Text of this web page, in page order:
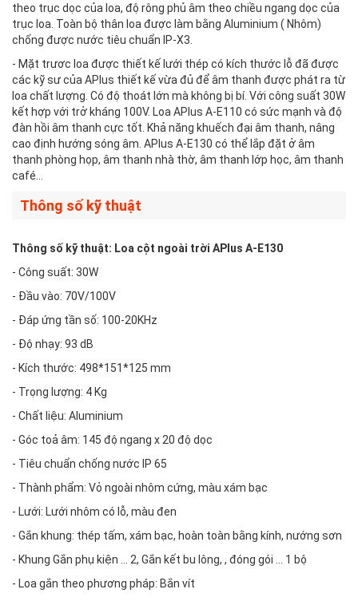
theo trục dọc của loa, độ rông phủ âm theo chiều ngang dọc của
trục loa. Toàn bộ thân loa được làm bằng Aluminium ( Nhôm)
chống được nước tiêu chuẩn IP-X3.
- Mặt trươc loa được thiết kế lưới thép có kích thước lỗ đã được
các kỹ sư của APlus thiết kế vừa đủ để âm thanh được phát ra từ
loa chất lượng. Có độ thoát lớn mà không bị bí. Với công suất 30W
kết hợp với trở kháng 100V. Loa APlus A-E110 có sức mạnh và độ
đàn hồi âm thanh cực tốt. Khả năng khuếch đại âm thanh, nâng
cao định hướng sóng âm. APlus A-E130 có thể lắp đặt ở âm
thanh phòng họp, âm thanh nhà thờ, âm thanh lớp học, âm thanh
café…
Thông số kỹ thuật
Thông số kỹ thuật: Loa cột ngoài trời APlus A-E130
- Công suất: 30W
- Đầu vào: 70V/100V
- Đáp ứng tần số: 100-20KHz
- Độ nhạy: 93 dB
- Kích thước: 498*151*125 mm
- Trọng lượng: 4 Kg
- Chất liệu: Aluminium
- Góc toả âm: 145 độ ngang x 20 độ dọc
- Tiêu chuẩn chống nước IP 65
- Thành phẩm: Vỏ ngoài nhôm cứng, màu xám bạc
- Lưới: Lưới nhôm có lỗ, màu đen
- Gắn khung: thép tấm, xám bạc, hoàn toàn bằng kính, nướng sơn
- Khung Gắn phụ kiện ... 2, Gắn kết bu lông, , đóng gói ... 1 bộ
- Loa gắn theo phương pháp: Bắn vít